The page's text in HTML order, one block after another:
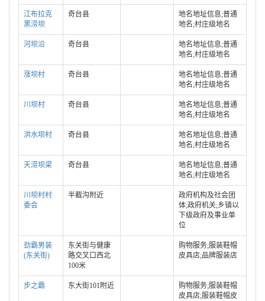
江布拉克
黑涝坝
奇台县
地名地址信息;普通
地名;村庄级地名
河坝沿 奇台县
地名地址信息;普通
地名;村庄级地名
涨坝村 奇台县
地名地址信息;普通
地名;村庄级地名
川坝村 奇台县
地名地址信息;普通
地名;村庄级地名
洪水坝村 奇台县
地名地址信息;普通
地名;村庄级地名
天涝坝梁 奇台县
地名地址信息;普通
地名;村庄级地名
川坝村村
委会
半截沟附近
政府机构及社会团
体;政府机关;乡镇以
下级政府及事业单
位
劲霸男装
(东关街)
东关街与健康
路交叉口西北
100米
购物服务;服装鞋帽
皮具店;品牌服装店
步之霸 东大街101附近
购物服务;服装鞋帽
皮具店;服装鞋帽皮